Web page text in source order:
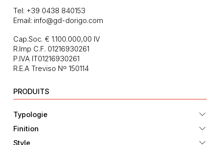
Tel: +39 0438 840153
Email: info@gd-dorigo.com
Cap.Soc. € 1.100.000,00 IV
R.Imp C.F. 01216930261
P.IVA IT01216930261
R.E.A Treviso Nº 150114
PRODUITS
Typologie
Finition
Style